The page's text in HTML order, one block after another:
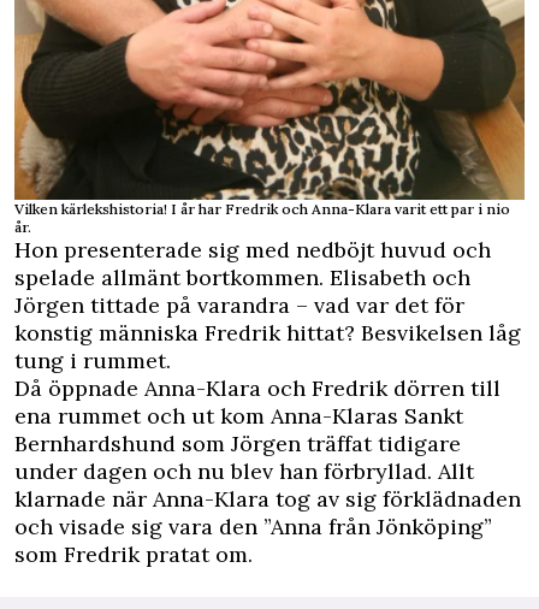
Vilken kärlekshistoria! I år har Fredrik och Anna-Klara varit ett par i nio
år.
Hon presenterade sig med nedböjt huvud och
spelade allmänt bortkommen. Elisabeth och
Jörgen tittade på varandra – vad var det för
konstig människa Fredrik hittat? Besvikelsen låg
tung i rummet.
Då öppnade Anna-Klara och Fredrik dörren till
ena rummet och ut kom Anna-Klaras Sankt
Bernhardshund som Jörgen träffat tidigare
under dagen och nu blev han förbryllad. Allt
klarnade när Anna-Klara tog av sig förklädnaden
och visade sig vara den ”Anna från Jönköping”
som Fredrik pratat om.